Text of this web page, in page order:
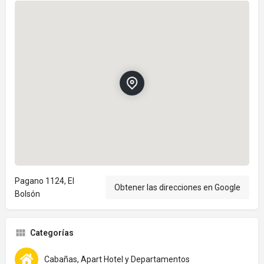
Pagano 1124, El
Bolsón
Obtener las direcciones en Google
Categorías
Cabañas, Apart Hotel y Departamentos